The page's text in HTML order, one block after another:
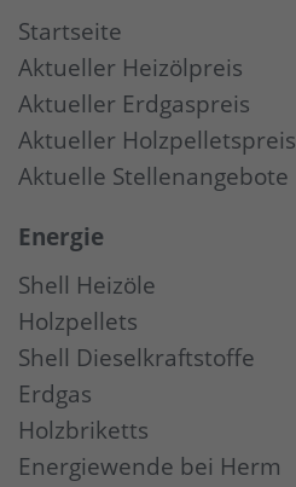
Startseite
Aktueller Heizölpreis
Aktueller Erdgaspreis
Aktueller Holzpelletspreis
Aktuelle Stellenangebote
Energie
Shell Heizöle
Holzpellets
Shell Dieselkraftstoffe
Erdgas
Holzbriketts
Energiewende bei Herm